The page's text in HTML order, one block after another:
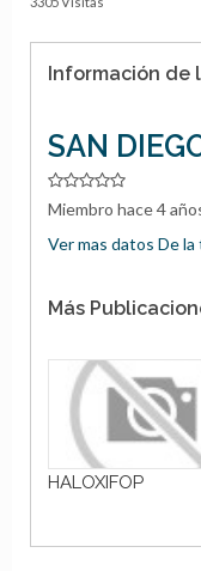
Información de
SAN
Miembro hace 4
Ver mas datos De la
Más
HALOXIFOP